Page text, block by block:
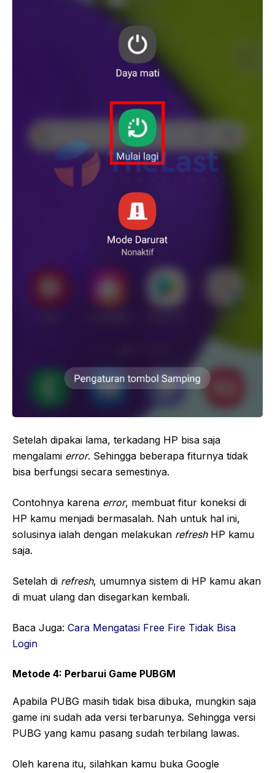
Setelah dipakai lama, terkadang HP bisa saja
mengalami error. Sehingga beberapa fiturnya tidak
bisa berfungsi secara semestinya.
Contohnya karena error, membuat fitur koneksi di
HP kamu menjadi bermasalah. Nah untuk hal ini,
solusinya ialah dengan melakukan refreshHP kamu
saja.
Setelah di refresh, umumnya sistem di HP kamu akan
di muat ulang dan disegarkan kembali.
Baca Juga: Cara Mengatasi Free Fire Tidak Bisa
Login
Metode 4: Perbarui Game PUBGM
Apabila PUBG masih tidak bisa dibuka, mungkin saja
game ini sudah ada versi terbarunya. Sehingga versi
PUBG yang kamu pasang sudah terbilang lawas.
Oleh karena itu, silahkan kamu buka Google